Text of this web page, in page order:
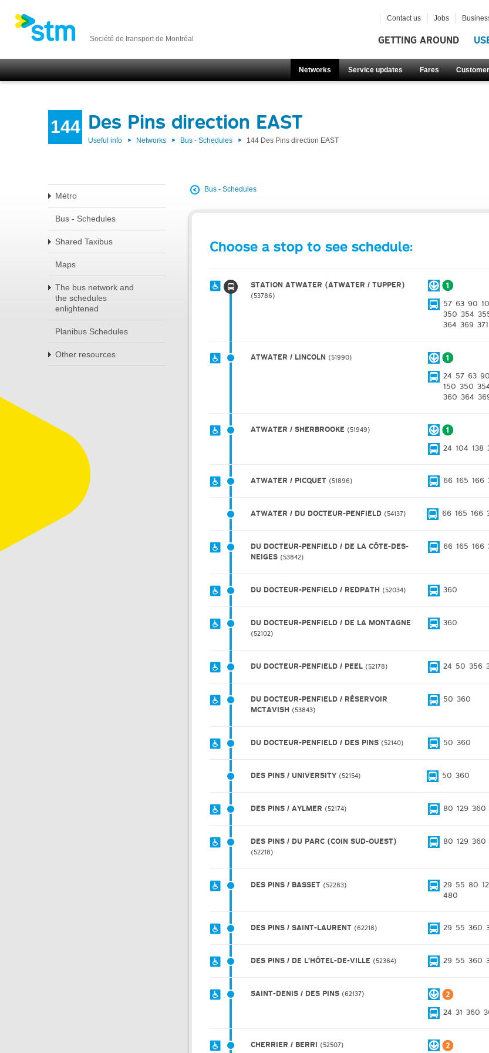
Société de transport de Montréal GETTING AROUND
Networks Service updates Fares
Contact us Jobs
144 Des Pins direction EAST
Useful info Networks Bus - Schedules 144 Des Pins direction EAST
Métro
Bus - Schedules
Shared Taxibus
Maps
The bus network and
the schedules
enlightened
Planibus Schedules
Other resources
Bus - Schedules
Choose a stop to see schedule:
STATION ATWATER (ATWATER / TUPPER)
53786
57 63 90
350 354
364 369 371
ATWATER / LINCOLN 51990
24 57 63 90
150 350
360 364
ATWATER / SHERBROOKE 51949
24 104 138
ATWATER / PICQUET 51896 66 165 166
ATWATER / DU DOCTEUR-PENFIELD 54137 66 165 166
DU DOCTEUR-PENFIELD / DE LA CÔTE-DES-
NEIGES
53842
66 165 166
DU DOCTEUR-PENFIELD / REDPATH 52034 360
DU DOCTEUR-PENFIELD / DE LA MONTAGNE
52102
360
DU DOCTEUR-PENFIELD / PEEL 52178 24 50 356
DU DOCTEUR-PENFIELD / RÉSERVOIR
MCTAVISH
53843
50 360
DU DOCTEUR-PENFIELD / DES PINS 52140 50 360
DES PINS / UNIVERSITY 52154 50 360
DES PINS / AYLMER 52174 80 129 360
DES PINS / DU PARC (COIN SUD-OUEST)
52218
80 129 360
DES PINS / BASSET 52283 29 55 80
480
DES PINS / SAINT-LAURENT 62218 29 55 360
DES PINS / DE L'HÔTEL-DE-VILLE 52364 29 55 360
SAINT-DENIS / DES PINS 62137
24 31 360
CHERRIER / BERRI 52507